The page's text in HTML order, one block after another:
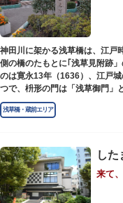
神田川に架かる浅草橋は、江戸
側の橋のたもとに｢浅草見附跡
のは寛永13年（1636）、江戸
つで、枡形の門は「浅草御門」
奥州へ往来する人々を取り締ま
浅草橋・蔵前エリア
した
来て